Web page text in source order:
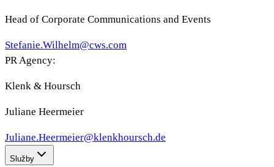
Head of Corporate Communications and Events
Stefanie.Wilhelm@cws.com
PR Agency:
Klenk & Hoursch
Juliane Heermeier
Juliane.Heermeier@klenkhoursch.de
Služby